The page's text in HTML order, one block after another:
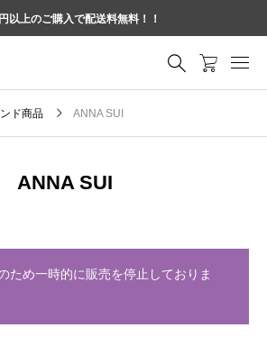
以上のご購入で配送料無料！！
ド商品 ANNA SUI
ANNA SUI
ため一時的に販売を停止しておりま